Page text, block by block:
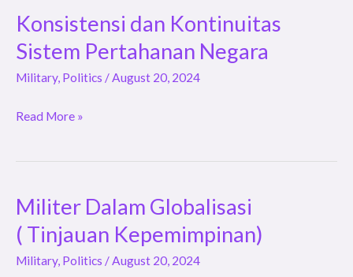
Konsistensi dan Kontinuitas
Sistem Pertahanan Negara
Military, Politics /August 20, 2024
Konsistensi
dan
Kontinuitas
Sistem
Read More »
Militer Dalam Globalisasi
( Tinjauan Kepemimpinan)
Military, Politics /August 20, 2024
Militer
Dalam
Globalisasi
( Tinjauan